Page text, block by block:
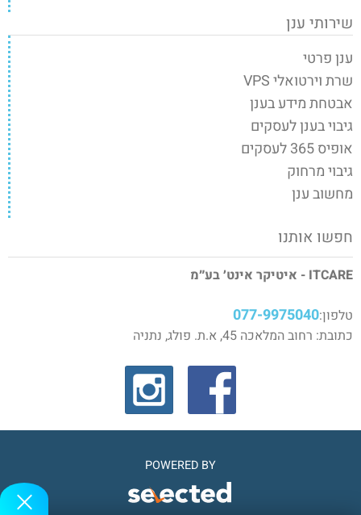
שירותי ענן
ענן פרטי
שרת וירטואלי VPS
אבטחת מידע בענן
גיבוי בענן לעסקים
אופיס 365 לעסקים
גיבוי מרחוק
מחשוב ענן
חפשו אותנו
ITCARE - איטיקר אינט׳ בע״מ
טלפון:077-9975040
כתובת: רחוב המלאכה 45, א.ת. פולג, נתניה
POWERED BY